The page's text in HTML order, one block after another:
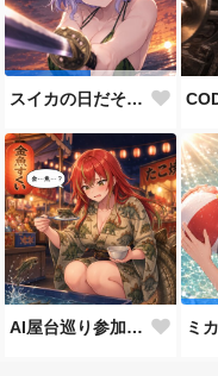
スイカの日だそうなので、仲の良い先輩後輩でスイカ割り（意味深）
AI屋台巡り参加作品